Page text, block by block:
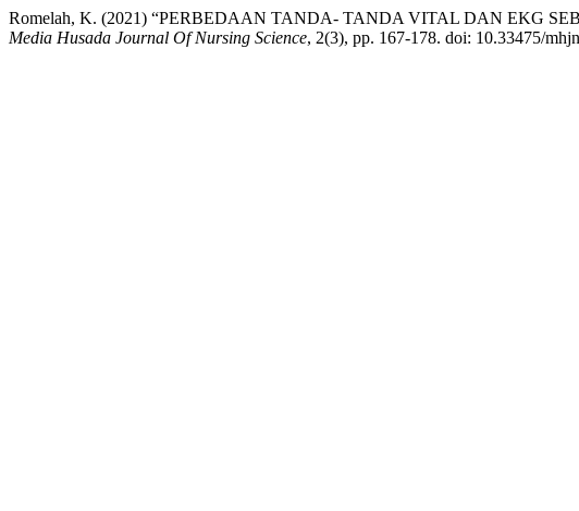
Romelah, K. (2021) “PERBEDAAN TANDA- TANDA VITAL DAN EKG
Media Husada Journal Of Nursing Science, 2(3), pp. 167-178. doi: 10.33475/